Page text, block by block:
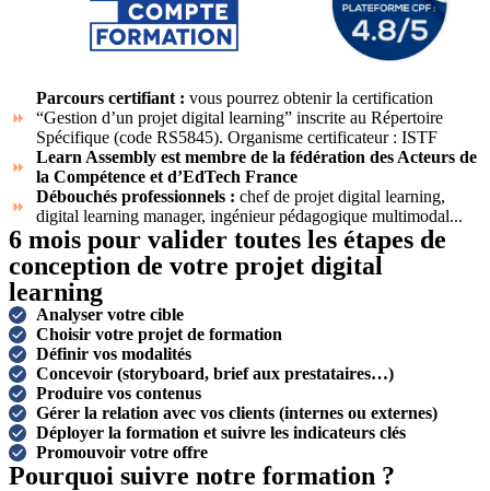
Parcours certifiant : vous pourrez obtenir la certification
“Gestion d’un projet digital learning” inscrite au Répertoire
Spécifique (code RS5845). Organisme certificateur : ISTF
Learn Assembly est membre de la fédération des Acteurs de
la Compétence et d’EdTech France
Débouchés professionnels : chef de projet digital learning,
digital learning manager, ingénieur pédagogique multimodal...
6 mois pour valider toutes les étapes de
conception de votre projet digital
learning
Analyser votre cible
Choisir votre projet de formation
Définir vos modalités
Concevoir (storyboard, brief aux prestataires…)
Produire vos contenus
Gérer la relation avec vos clients (internes ou externes)
Déployer la formation et suivre les indicateurs clés
Promouvoir votre offre
Pourquoi suivre notre formation ?